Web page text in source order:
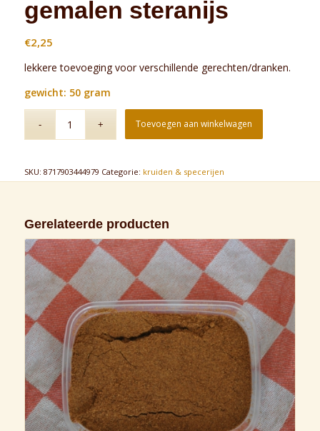
gemalen steranijs
€2,25
lekkere toevoeging voor verschillende gerechten/dranken.
gewicht: 50 gram
Toevoegen aan winkelwagen
SKU: 8717903444979 Categorie: kruiden & specerijen
Gerelateerde producten